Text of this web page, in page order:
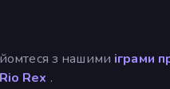
з нашими іграми
Rio Rex .